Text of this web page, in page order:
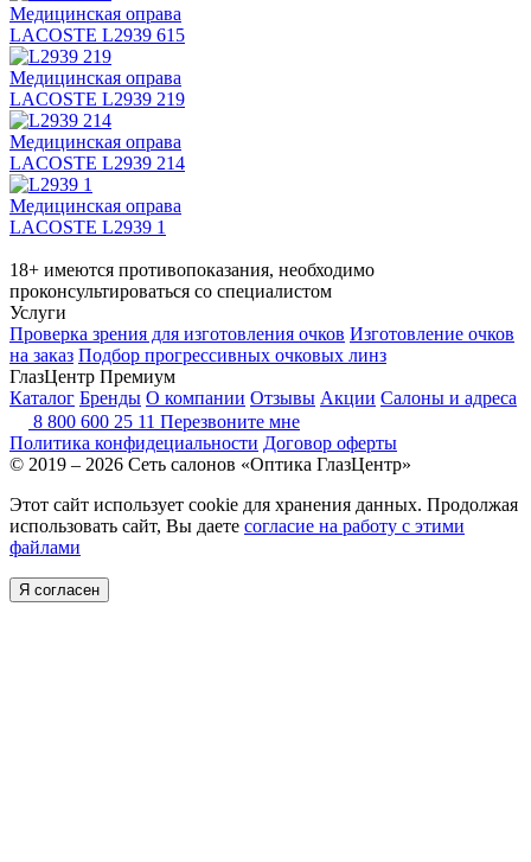
Медицинская оправа
LACOSTE L2939 615
Медицинская оправа
LACOSTE L2939 219
Медицинская оправа
LACOSTE L2939 214
Медицинская оправа
LACOSTE L2939 1
18+ имеются противопоказания, необходимо
проконсультироваться со специалистом
Услуги
Проверка зрения для изготовления очков Изготовление очков
на заказ Подбор прогрессивных очковых линз
ГлазЦентр Премиум
Каталог Бренды О компании Отзывы Акции Салоны и адреса
8 800 600 25 11 Перезвоните мне
Политика конфидециальности Договор оферты
© 2019 – 2026 Сеть салонов «Оптика ГлазЦентр»
Этот сайт использует cookie для хранения данных. Продолжая
использовать сайт, Вы даете согласие на работу с этими
файлами
Я согласен